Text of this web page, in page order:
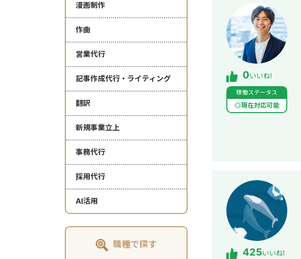
漫画制作
作曲
営業代行
記事作成代行・ライティング
翻訳
新規事業立上
事務代行
採用代行
AI活用
職種で探す
0いいね!
稼働ステータス
◎現在対応可能
425いいね!